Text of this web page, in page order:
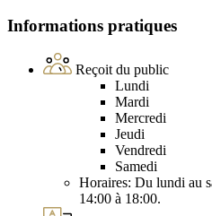
Informations pratiques
Reçoit du public
Lundi
Mardi
Mercredi
Jeudi
Vendredi
Samedi
Horaires: Du lundi au
14:00 à 18:00.